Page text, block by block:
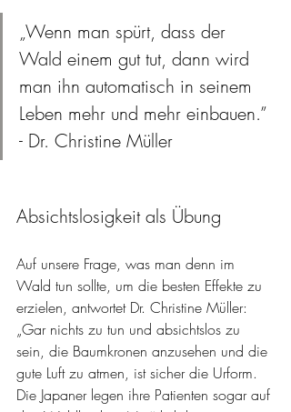
„Wenn man spürt, dass der
Wald einem gut tut, dann wird
man ihn automatisch in seinem
Leben mehr und mehr einbauen.”
- Dr. Christine Müller
Absichtslosigkeit als Übung
Auf unsere Frage, was man denn im
Wald tun sollte, um die besten Effekte zu
erzielen, antwortet Dr. Christine Müller:
„Gar nichts zu tun und absichtslos zu
sein, die Baumkronen anzusehen und die
gute Luft zu atmen, ist sicher die Urform.
Die Japaner legen ihre Patienten sogar auf